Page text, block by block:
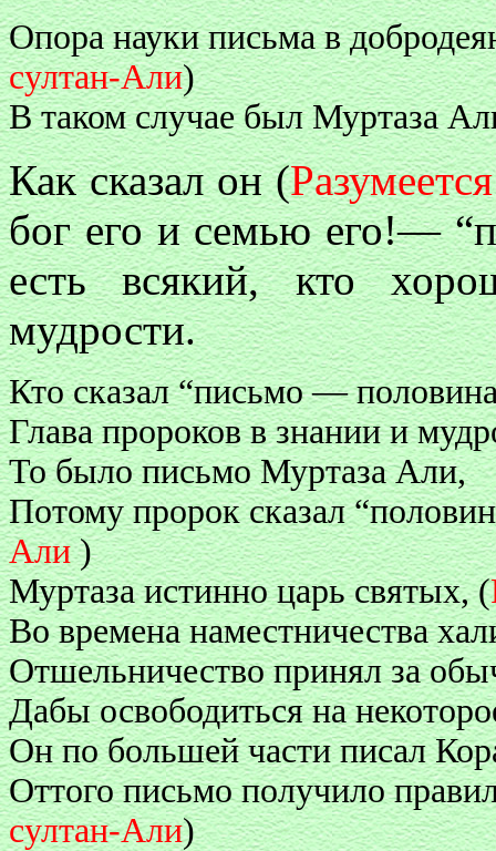
Опора науки письма в
султан-Али)
В таком случае был Муртаза
Как сказал он (
бог его и семью его!—
есть всякий, кто
мудрости.
Кто сказал “письмо —
Глава пророков в знании и
То было письмо Муртаза Али,
Потому пророк сказал
Али)
Муртаза истинно царь святых, (
Во времена наместничества
Отшельничество принял за
Дабы освободиться на
Он по большей части писал
Оттого письмо получило
султан-Али)